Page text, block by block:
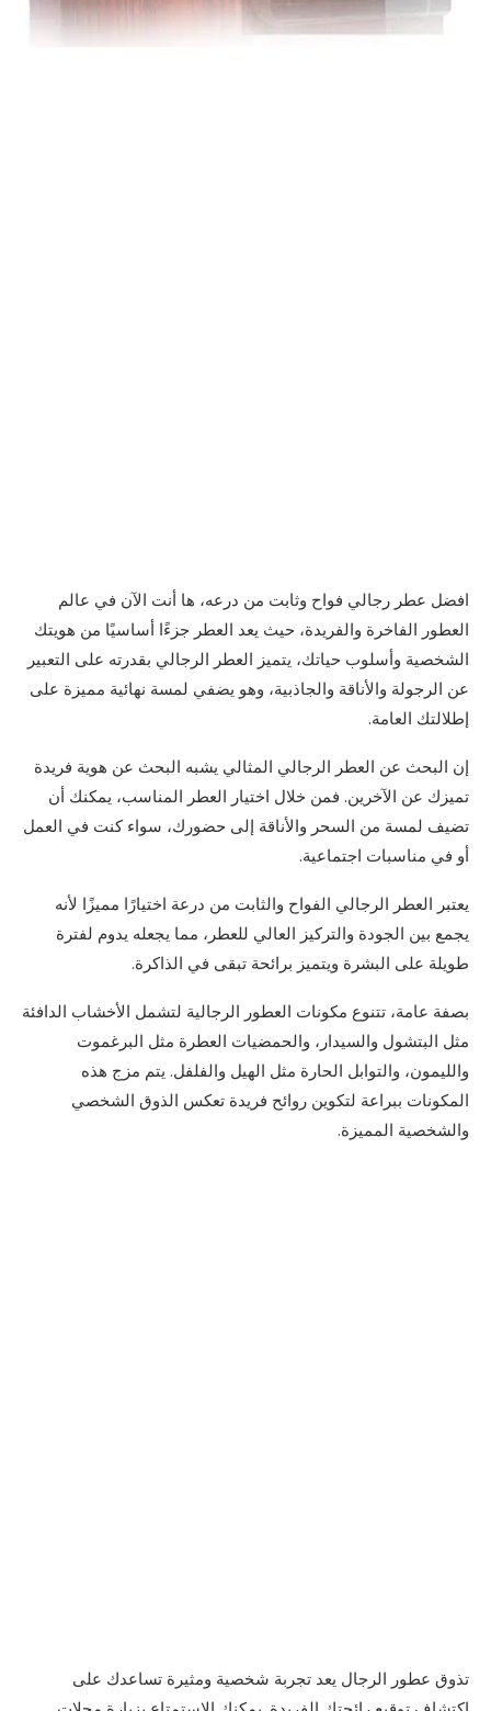
افضل عطر رجالي فواح وثابت من درعه، ها أنت الآن في عالم
العطور الفاخرة والفريدة، حيث يعد العطر جزءًا أساسيًا من هويتك
الشخصية وأسلوب حياتك، يتميز العطر الرجالي بقدرته على التعبير
عن الرجولة والأناقة والجاذبية، وهو يضفي لمسة نهائية مميزة على
إطلالتك العامة.
إن البحث عن العطر الرجالي المثالي يشبه البحث عن هوية فريدة
تميزك عن الآخرين. فمن خلال اختيار العطر المناسب، يمكنك أن
تضيف لمسة من السحر والأناقة إلى حضورك، سواء كنت في العمل
أو في مناسبات اجتماعية.
يعتبر العطر الرجالي الفواح والثابت من درعة اختيارًا مميزًا لأنه
يجمع بين الجودة والتركيز العالي للعطر، مما يجعله يدوم لفترة
طويلة على البشرة ويتميز برائحة تبقى في الذاكرة.
بصفة عامة، تتنوع مكونات العطور الرجالية لتشمل الأخشاب الدافئة
مثل البتشول والسيدار، والحمضيات العطرة مثل البرغموت
والليمون، والتوابل الحارة مثل الهيل والفلفل. يتم مزج هذه
المكونات ببراعة لتكوين روائح فريدة تعكس الذوق الشخصي
والشخصية المميزة.
تذوق عطور الرجال يعد تجربة شخصية ومثيرة تساعدك على